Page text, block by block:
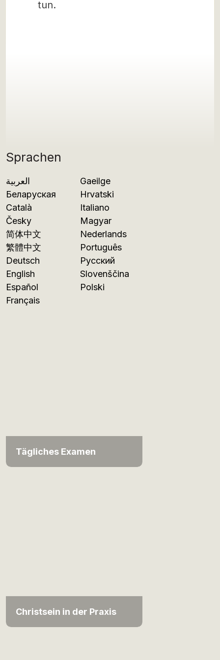
Sprachen
العربية
Беларуская
Català
Česky
简体中文
繁體中文
Deutsch
English
Español
Français
Gaeilge
Hrvatski
Italiano
Magyar
Nederlands
Português
Русский
Slovenščina
Polski
Tägliches Examen
Christsein in der Praxis
tun.